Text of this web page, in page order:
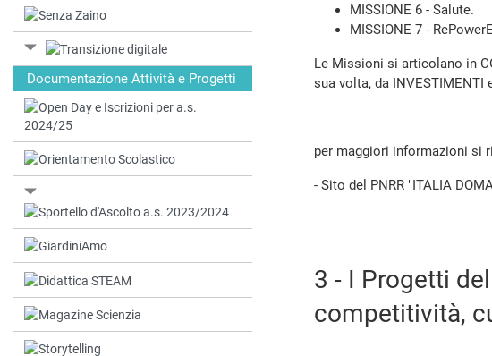
Documentazione Attività e Progetti
MISSIONE 6 - Salute.
MISSIONE 7 -
Le Missioni si articolano in
sua volta, da INVESTIMENTI
per maggiori informazioni si
- Sito del PNRR "ITALIA
3 - I Progetti
competitività,